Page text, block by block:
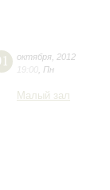
октября 2012
19:00 Пн
Малый зал